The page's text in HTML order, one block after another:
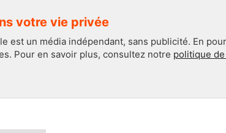
votre vie privée
est un média indépendant, sans publicité. En
Pour en savoir plus, consultez notre politique